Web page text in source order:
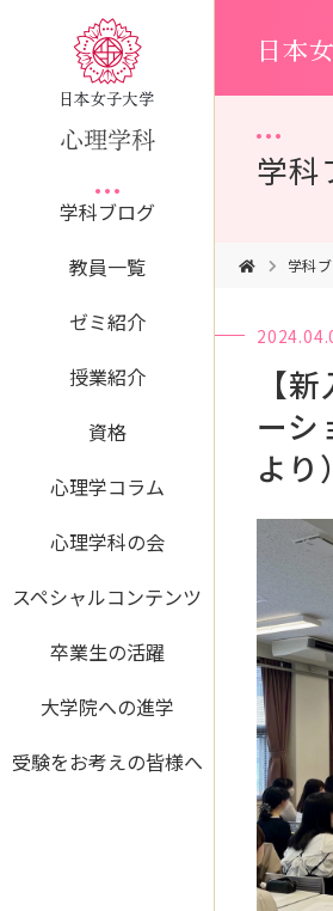
学科ブログ
教員一覧
ゼミ紹介
授業紹介
資格
心理学コラム
心理学科の会
スペシャルコンテンツ
卒業生の活躍
大学院への進学
受験をお考えの皆様へ
日本
学科
学科
【
ーシ
より）